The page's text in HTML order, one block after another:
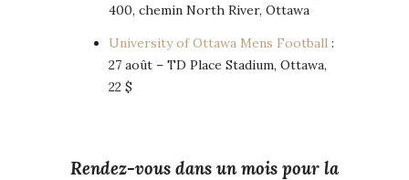
400, chemin North River, Ottawa
University of Ottawa Mens Football :
27 août – TD Place Stadium, Ottawa,
22 $
Rendez-vous dans un mois pour la